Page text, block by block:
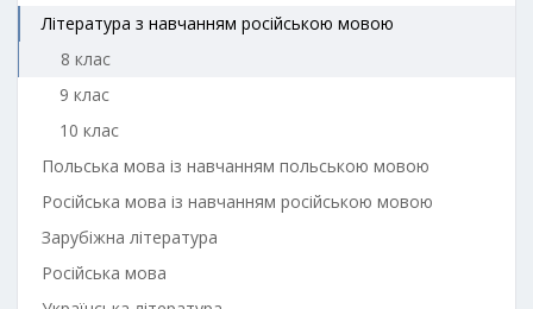
Література з навчанням російською мовою
8 клас
9 клас
10 клас
Польська мова із навчанням польською мовою
Російська мова із навчанням російською мовою
Зарубіжна література
Російська мова